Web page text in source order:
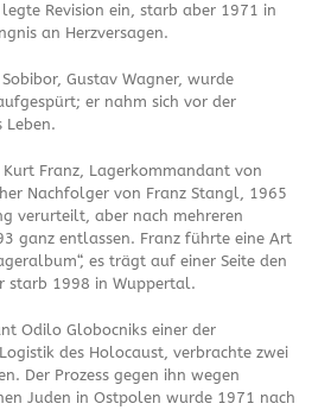
Revision ein, starb aber 1971 in
an Herzversagen.
Gustav Wagner, wurde
er nahm sich vor der
Leben.
Franz, Lagerkommandant von
Nachfolger von Franz Stangl, 1965
verurteilt, aber nach mehreren
ganz entlassen. Franz führte eine Art
es trägt auf einer Seite den
starb 1998 in Wuppertal.
Odilo Globocniks einer der
des Holocaust, verbrachte zwei
Der Prozess gegen ihn wegen
Juden in Ostpolen wurde 1971 nach